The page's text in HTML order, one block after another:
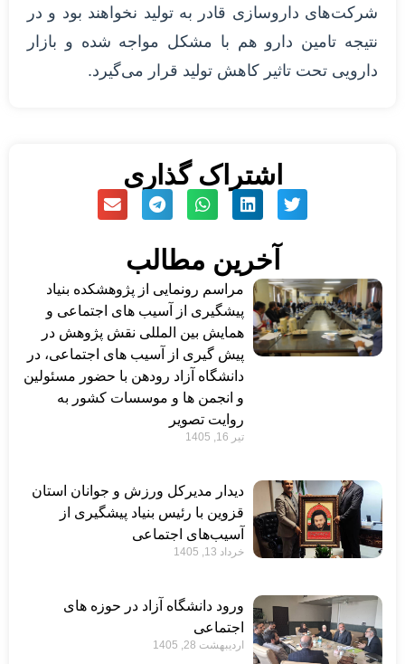
شرکت‌های داروسازی قادر به تولید نخواهند بود و در
نتیجه تامین دارو هم با مشکل مواجه شده و بازار
دارویی تحت تاثیر کاهش تولید قرار می‌گیرد.
اشتراک گذاری
آخرین مطالب
مراسم رونمایی از پژوهشکده بنیاد
پیشگیری از آسیب های اجتماعی و
همایش بین المللی نقش پژوهش در
پیش گیری از آسیب های اجتماعی، در
دانشگاه آزاد رودهن با حضور مسئولین
و انجمن ها و موسسات کشور به
روایت تصویر
تیر 16, 1405
دیدار مدیرکل ورزش و جوانان استان
قزوین با رئیس بنیاد پیشگیری از
آسیب‌های اجتماعی
خرداد 13, 1405
ورود دانشگاه آزاد در حوزه های
اجتماعی
اردیبهشت 28, 1405